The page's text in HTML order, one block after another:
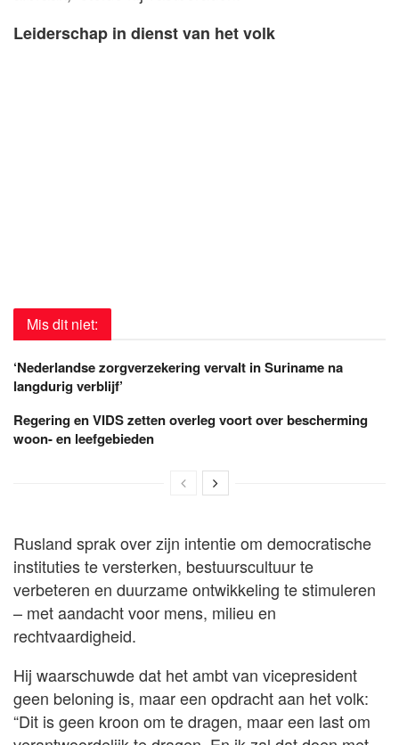
Leiderschap in dienst van het volk
Mis dit niet:
‘Nederlandse zorgverzekering vervalt in Suriname na
langdurig verblijf’
Regering en VIDS zetten overleg voort over bescherming
woon- en leefgebieden
Rusland sprak over zijn intentie om democratische
instituties te versterken, bestuurscultuur te
verbeteren en duurzame ontwikkeling te stimuleren
– met aandacht voor mens, milieu en
rechtvaardigheid.
Hij waarschuwde dat het ambt van vicepresident
geen beloning is, maar een opdracht aan het volk:
“Dit is geen kroon om te dragen, maar een last om